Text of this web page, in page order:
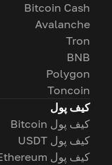
Bitcoin Cash
Avalanche
Tron
BNB
Polygon
Toncoin
کیف پول
کیف پول Bitcoin
کیف پول USDT
کیف پول Ethereum